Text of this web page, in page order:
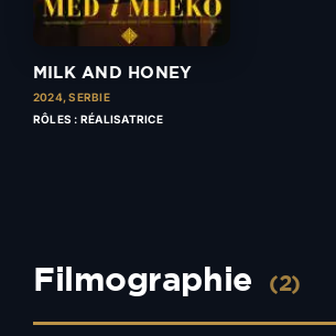
MILK AND HONEY
2024,SERBIE
RÔLES : RÉALISATRICE
Filmographie (2)